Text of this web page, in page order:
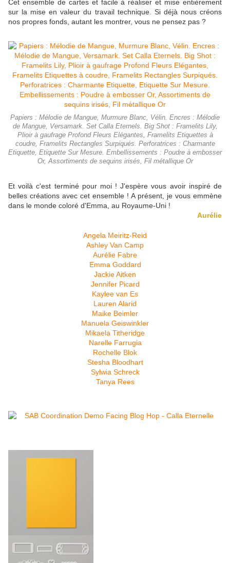
Cet ensemble de cartes et facile à réaliser et mise entièrement
sur la mise en valeur du travail technique. Si déjà nous créons
nos propres fonds, autant les montrer, vous ne pensez pas ?
Papiers : Mélodie de Mangue, Murmure Blanc, Vélin. Encres : Mélodie
de Mangue, Versamark. Set Calla Eternels. Big Shot : Framelits Lily,
Plioir à gaufrage Profond Fleurs Elégantes, Framelits Etiquettes à
coudre, Framelits Rectangles Surpiqués. Perforatrices : Charmante
Etiquette, Etiquette Sur Mesure. Embellissements : Poudre à embosser
Or, Assortiments de sequins irisés, Fil métallique Or
Et voilà c'est terminé pour moi ! J'espère vous avoir inspiré de
belles créations avec cet ensemble ! A présent, je vous emmène
dans le monde coloré d'Emma, au Royaume-Uni !
Aurélie
Angela Meiritz-Reid
Ashley Van Camp
Aurélie Fabre
Emma Goddard
Jackie Aitken
Jennifer Picard
Kaylee van Es
Lauren Alarid
Maike Beimler
Manuela Geiswinkler
Mikaela Titheridge
Narelle Farrugia
Rochelle Blok
Stesha Bloodhart
Sylwia Schreck
Tanya Rees